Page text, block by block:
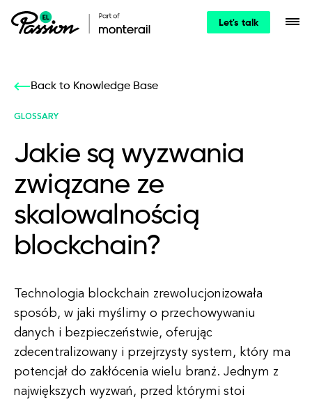
Let's talk
Back to Knowledge Base
GLOSSARY
Jakie są wyzwania
związane ze
skalowalnością
blockchain?
Technologia blockchain zrewolucjonizowała
sposób, w jaki myślimy o przechowywaniu
danych i bezpieczeństwie, oferując
zdecentralizowany i przejrzysty system, który ma
potencjał do zakłócenia wielu branż. Jednym z
największych wyzwań, przed którymi stoi